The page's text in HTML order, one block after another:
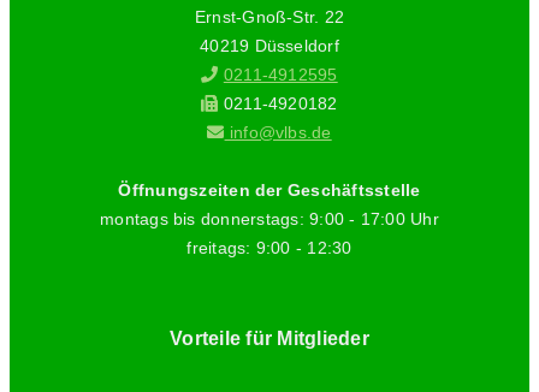
Ernst-Gnoß-Str. 22
40219 Düsseldorf
0211-4912595
0211-4920182
info@vlbs.de
Öffnungszeiten der Geschäftsstelle
montags bis donnerstags: 9:00 - 17:00 Uhr
freitags: 9:00 - 12:30
Vorteile für Mitglieder